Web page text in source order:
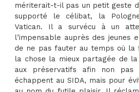
mériterait-t-il pas un petit geste
supporté le célibat, la
Vatican. Il a survécu à un
l’impensable auprès des jeunes
de ne pas fauter au temps où la
la chose la mieux partagée de
aux préservatifs afin non pas
échappent au SIDA, mais pour